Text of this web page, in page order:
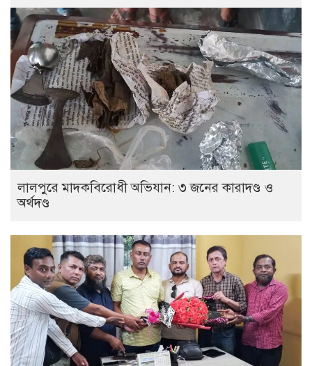
লালপুরে মাদকবিরোধী অভিযান: ৩ জনের কারাদণ্ড ও
অর্থদণ্ড